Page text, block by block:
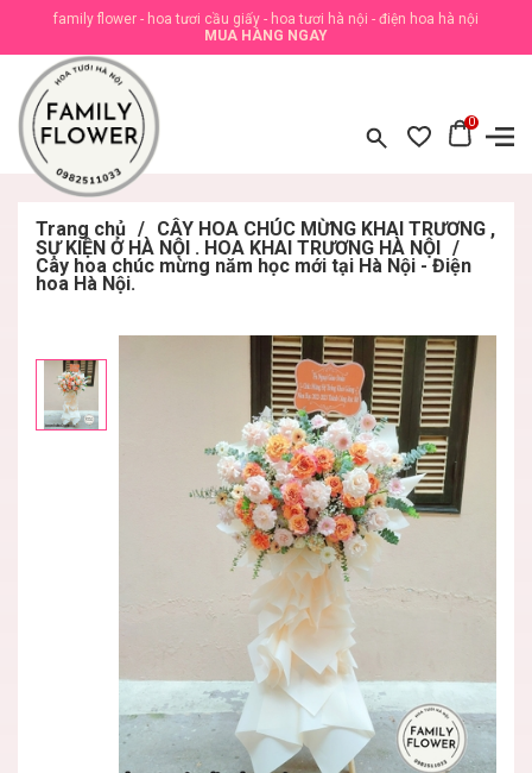
family flower - hoa tươi cầu giấy - hoa tươi hà nội - điện hoa hà nội
MUA HÀNG NGAY
0
Trang chủ / CÂY HOA CHÚC MỪNG KHAI TRƯƠNG ,
SỰ KIỆN Ở HÀ NỘI . HOA KHAI TRƯƠNG HÀ NỘI /
Cây hoa chúc mừng năm học mới tại Hà Nội - Điện
hoa Hà Nội.